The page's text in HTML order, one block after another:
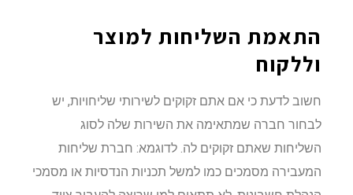
התאמת השליחות למוצר
וללקוח
חשוב לדעת כי אם אתם זקוקים לשירותי שליחויות, יש
לבחור חברה שמתאימה את השירות שלה לסוג
השליחות שאתם זקוקים לה. לדוגמא: חברת שליחות
המעבירה מסמכים כמו למשל תכניות הנדסיות או מסמכי